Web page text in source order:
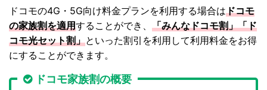
ドコモの4G・5G向け料金プランを利用する場合はドコモ
の家族割を適用することができ、 「みんなドコモ割」「ド
コモ光セット割」といった割引を利用して利用料金をお得
にすることができます。
ドコモ家族割の概要